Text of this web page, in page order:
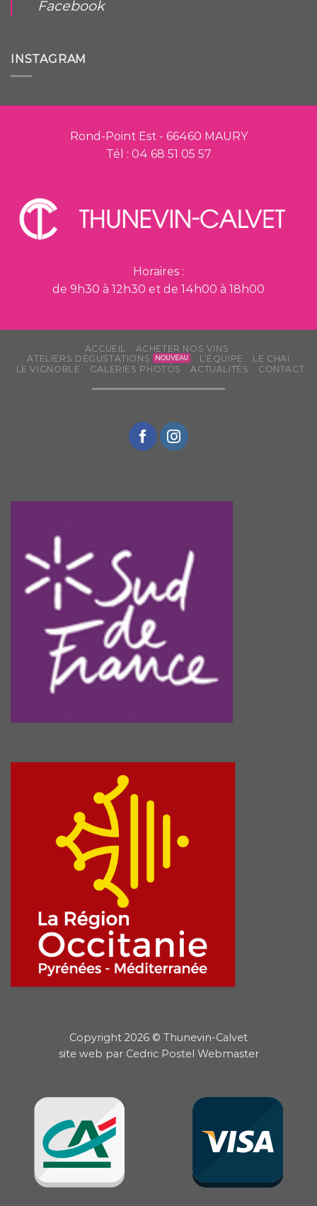
Facebook
INSTAGRAM
Rond-Point Est - 66460 MAURY
Tél : 04 68 51 05 57
Horaires :
de 9h30 à 12h30 et de 14h00 à 18h00
ACCUEIL
ACHETER NOS VINS
ATELIERS DÉGUSTATIONS
L’ÉQUIPE
LE CHAI
LE VIGNOBLE
GALERIES PHOTOS ACTUALITÉS CONTACT
Copyright 2026 © Thunevin-Calvet
site web par Cedric Postel Webmaster